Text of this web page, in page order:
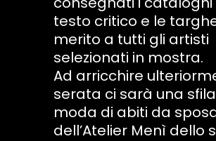
testo critico e le
merito a tutti gli artisti
selezionati in mostra.
Ad arricchire
serata ci sarà una
moda di abiti da
dell’Atelier Menì dello